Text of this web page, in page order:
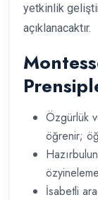
yetkinlik
açıklanacaktır.
Özgürlük
öğrenir;
İsabetli